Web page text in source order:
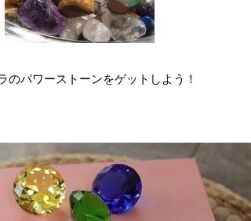
のパワーストーンをゲットしよう！